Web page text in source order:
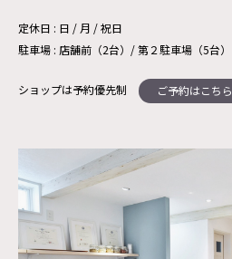
定休日 : 日 / 月 / 祝日
駐車場 : 店舗前（2台）/ 第２駐車場（5台）
ショップは予約優先制 ご予約はこちら